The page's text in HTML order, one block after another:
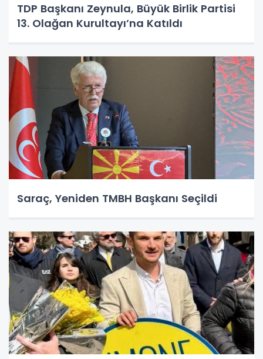
TDP Başkanı Zeynula, Büyük Birlik Partisi
13. Olağan Kurultayı’na Katıldı
Saraç, Yeniden TMBH Başkanı Seçildi